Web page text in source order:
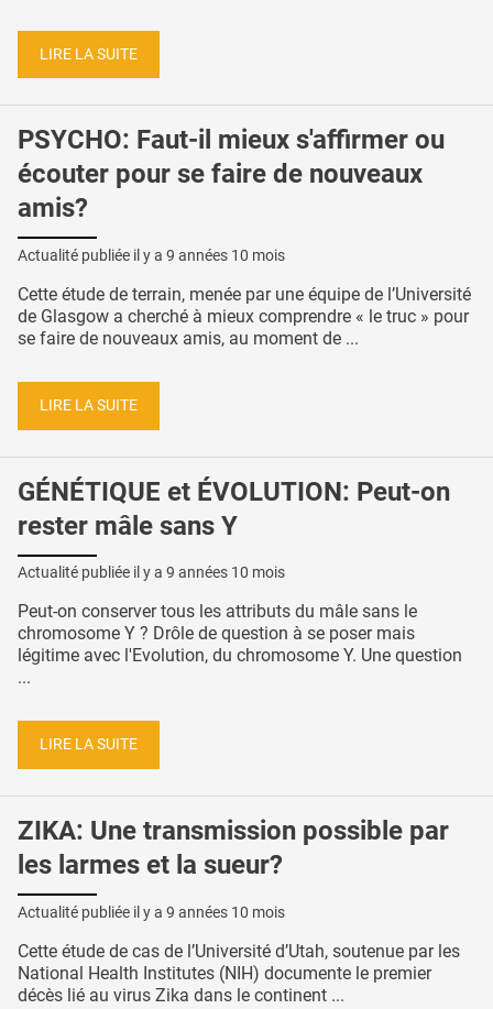
LIRE LA SUITE
PSYCHO: Faut-il mieux s'affirmer ou
écouter pour se faire de nouveaux
amis?
Actualité publiée il y a 9 années 10 mois
Cette étude de terrain, menée par une équipe de l’Université
de Glasgow a cherché à mieux comprendre « le truc » pour
se faire de nouveaux amis, au moment de ...
LIRE LA SUITE
GÉNÉTIQUE et ÉVOLUTION: Peut-on
rester mâle sans Y
Actualité publiée il y a 9 années 10 mois
Peut-on conserver tous les attributs du mâle sans le
chromosome Y ? Drôle de question à se poser mais
légitime avec l'Evolution, du chromosome Y. Une question
...
LIRE LA SUITE
ZIKA: Une transmission possible par
les larmes et la sueur?
Actualité publiée il y a 9 années 10 mois
Cette étude de cas de l’Université d’Utah, soutenue par les
National Health Institutes (NIH) documente le premier
décès lié au virus Zika dans le continent ...